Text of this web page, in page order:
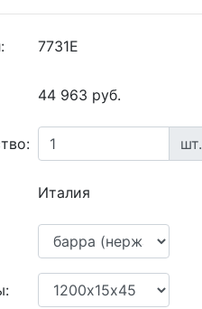
7731Е
44 963 руб.
шт.
Италия